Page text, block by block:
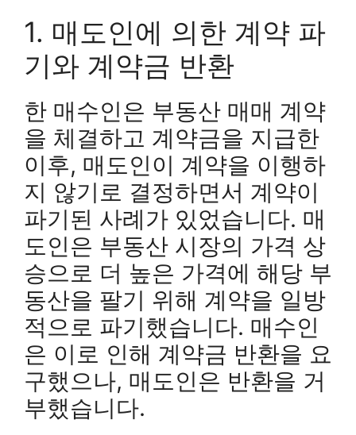
1. 매도인에 의한 계약 파
기와 계약금 반환
한 매수인은 부동산 매매 계약
을 체결하고 계약금을 지급한
이후, 매도인이 계약을 이행하
지 않기로 결정하면서 계약이
파기된 사례가 있었습니다. 매
도인은 부동산 시장의 가격 상
승으로 더 높은 가격에 해당 부
동산을 팔기 위해 계약을 일방
적으로 파기했습니다. 매수인
은 이로 인해 계약금 반환을 요
구했으나, 매도인은 반환을 거
부했습니다.